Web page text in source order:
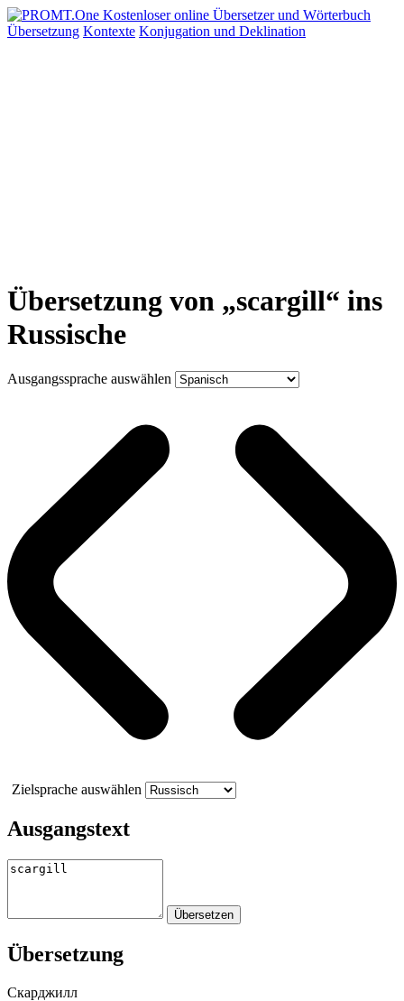
Übersetzung Kontexte Konjugation und Deklination
Übersetzung von „scargill“ ins
Russische
Ausgangssprache auswählen
Zielsprache auswählen
Ausgangstext
Übersetzung
Скарджилл